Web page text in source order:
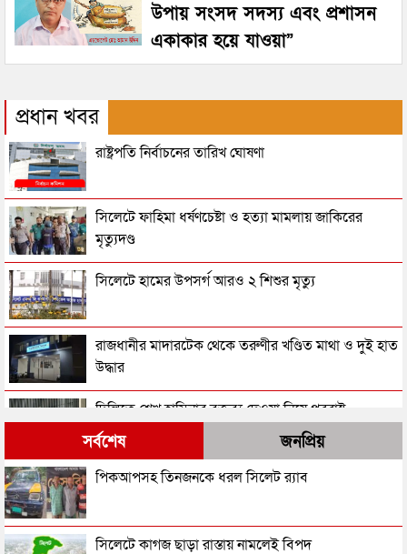
উপায় সংসদ সদস্য এবং প্রশাসন
একাকার হয়ে যাওয়া”
প্রধান খবর
রাষ্ট্রপতি নির্বাচনের তারিখ ঘোষণা
সিলেটে ফাহিমা ধর্ষণচেষ্টা ও হত্যা মামলায় জাকিরের
মৃত্যুদণ্ড
সিলেটে হামের উপসর্গ আরও ২ শিশুর মৃত্যু
রাজধানীর মাদারটেক থেকে তরুণীর খণ্ডিত মাথা ও দুই হাত
উদ্ধার
দিল্লিতে শেখ হাসিনার বক্তব্য দেওয়া নিয়ে পররাষ্ট্র
মন্ত্রণালয়ের ক্ষোভ
সিলেটের সাবেক মন্ত্রী-এমপিরা কে কোথায়?
জুলাই আন্দোলন ছাত্র-জনতার বীরত্বের স্মারকস্তম্ভ:
সর্বশেষ জনপ্রিয়
পিকআপসহ তিনজনকে ধরল সিলেট র‌্যাব
সিলেটে কাগজ ছাড়া রাস্তায় নামলেই বিপদ